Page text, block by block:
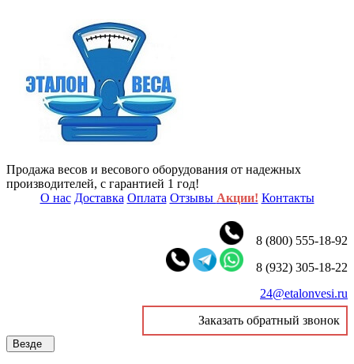
Продажа весов и весового оборудования от надежных
производителей, с гарантией 1 год!
О нас Доставка Оплата Отзывы Акции! Контакты
8 (800) 555-18-92
8 (932) 305-18-22
24@etalonvesi.ru
Заказать обратный звонок
Везде